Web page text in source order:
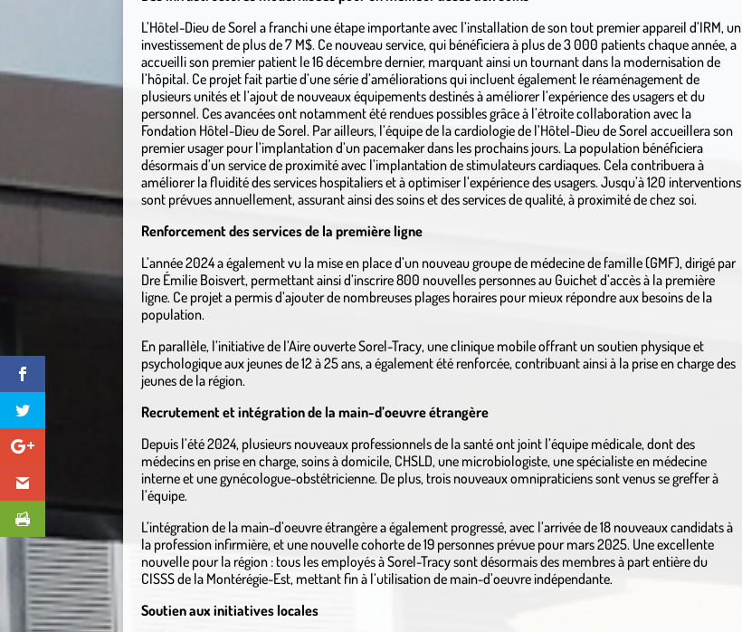
L’Hôtel-Dieu de Sorel a franchi une étape importante avec l’installation de son tout premier appareil d’IRM, un
investissement de plus de 7 M$. Ce nouveau service, qui bénéficiera à plus de 3 000 patients chaque année, a
accueilli son premier patient le 16 décembre dernier, marquant ainsi un tournant dans la modernisation de
l’hôpital. Ce projet fait partie d’une série d’améliorations qui incluent également le réaménagement de
plusieurs unités et l’ajout de nouveaux équipements destinés à améliorer l’expérience des usagers et du
personnel. Ces avancées ont notamment été rendues possibles grâce à l’étroite collaboration avec la
Fondation Hôtel-Dieu de Sorel. Par ailleurs, l’équipe de la cardiologie de l’Hôtel-Dieu de Sorel accueillera son
premier usager pour l’implantation d’un pacemaker dans les prochains jours. La population bénéficiera
désormais d’un service de proximité avec l’implantation de stimulateurs cardiaques. Cela contribuera à
améliorer la fluidité des services hospitaliers et à optimiser l’expérience des usagers. Jusqu’à 120 interventions
sont prévues annuellement, assurant ainsi des soins et des services de qualité, à proximité de chez soi.
Renforcement des services de la première ligne
L’année 2024 a également vu la mise en place d’un nouveau groupe de médecine de famille (GMF), dirigé par
Dre Émilie Boisvert, permettant ainsi d’inscrire 800 nouvelles personnes au Guichet d’accès à la première
ligne. Ce projet a permis d’ajouter de nombreuses plages horaires pour mieux répondre aux besoins de la
population.
En parallèle, l’initiative de l’Aire ouverte Sorel-Tracy, une clinique mobile offrant un soutien physique et
psychologique aux jeunes de 12 à 25 ans, a également été renforcée, contribuant ainsi à la prise en charge des
jeunes de la région.
Recrutement et intégration de la main-d’oeuvre étrangère
Depuis l’été 2024, plusieurs nouveaux professionnels de la santé ont joint l’équipe médicale, dont des
médecins en prise en charge, soins à domicile, CHSLD, une microbiologiste, une spécialiste en médecine
interne et une gynécologue-obstétricienne. De plus, trois nouveaux omnipraticiens sont venus se greffer à
l’équipe.
L’intégration de la main-d’oeuvre étrangère a également progressé, avec l’arrivée de 18 nouveaux candidats à
la profession infirmière, et une nouvelle cohorte de 19 personnes prévue pour mars 2025. Une excellente
nouvelle pour la région : tous les employés à Sorel-Tracy sont désormais des membres à part entière du
CISSS de la Montérégie-Est, mettant fin à l’utilisation de main-d’oeuvre indépendante.
Soutien aux initiatives locales